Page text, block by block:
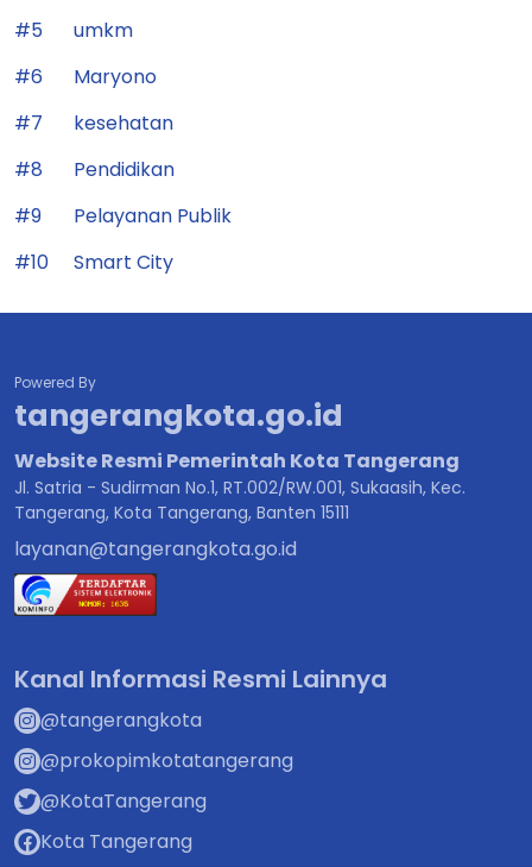
#5
umkm
#6
Maryono
#7
kesehatan
#8
Pendidikan
#9
Pelayanan Publik
#10
Smart City
Powered By
tangerangkota.go.id
Website Resmi Pemerintah Kota Tangerang
Jl. Satria - Sudirman No.1, RT.002/RW.001, Sukaasih, Kec.
Tangerang, Kota Tangerang, Banten 15111
layanan@tangerangkota.go.id
Kanal Informasi Resmi Lainnya
@tangerangkota
@prokopimkotatangerang
@KotaTangerang
Kota Tangerang